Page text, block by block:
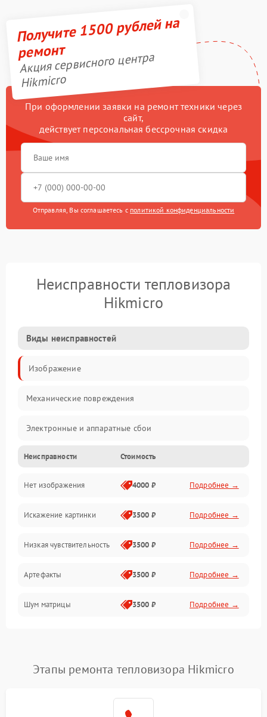
Получите 1500 рублей на
ремонт
Акция сервисного центра
Hikmicro
При оформлении заявки на ремонт техники через
сайт,
действует персональная бессрочная скидка
Отправляя, Вы соглашаетесь с политикой конфиденциальности
Неисправности тепловизора
Hikmicro
Виды неисправностей
Изображение
Механические повреждения
Электронные и аппаратные сбои
Неисправности сенсора и оптики
Программные ошибки
Электропитание
Измерения
Матрица
Проблемы питания
Сбои коммуникаций и интерфейсов
Неисправности Стоимость
Нет изображения 4000 ₽ Подробнее →
Искажение картинки 3500 ₽ Подробнее →
Низкая чувствительность 3500 ₽ Подробнее →
Артефакты 3500 ₽ Подробнее →
Шум матрицы 3500 ₽ Подробнее →
Этапы ремонта тепловизора Hikmicro